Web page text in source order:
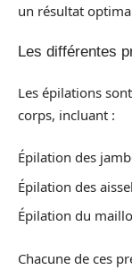
un résultat
Les différentes
Les épilations
corps, incluant :
Épilation des
Épilation des
Épilation du
Chacune de ces